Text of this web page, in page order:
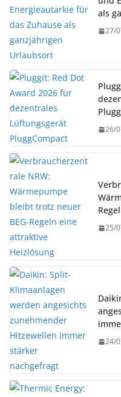
als
27/
26/
25/
24/